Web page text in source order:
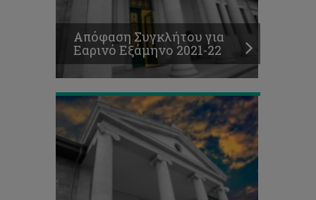
Απόφαση Συγκλήτου για
Εαρινό Εξάμηνο 2021-22
εγγραφών
Εαρινού
Εξαμήνου
2021-
22
Θέσεις
για
παρακολούθηση
μαθημάτων